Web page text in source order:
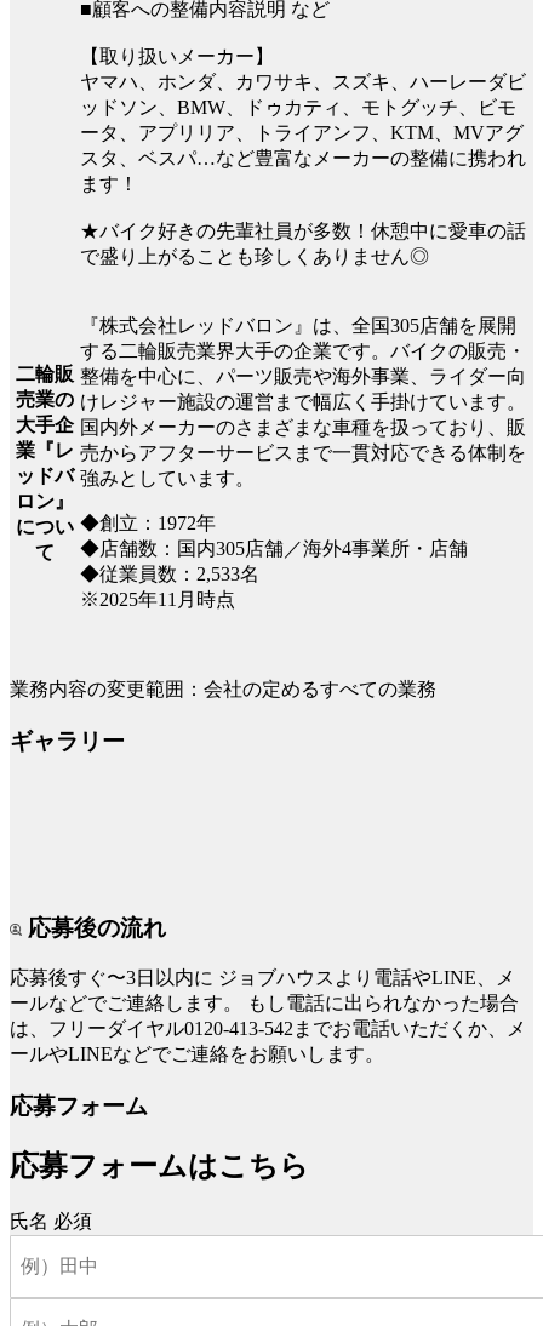
■顧客への整備内容説明 など
【取り扱いメーカー】
ヤマハ、ホンダ、カワサキ、スズキ、ハーレーダビ
ッドソン、BMW、ドゥカティ、モトグッチ、ビモ
ータ、アプリリア、トライアンフ、KTM、MVアグ
スタ、ベスパ…など豊富なメーカーの整備に携われ
ます！
★バイク好きの先輩社員が多数！休憩中に愛車の話
で盛り上がることも珍しくありません◎
二輪販
売業の
大手企
業『レ
ッドバ
ロン』
につい
て
『株式会社レッドバロン』は、全国305店舗を展開
する二輪販売業界大手の企業です。バイクの販売・
整備を中心に、パーツ販売や海外事業、ライダー向
けレジャー施設の運営まで幅広く手掛けています。
国内外メーカーのさまざまな車種を扱っており、販
売からアフターサービスまで一貫対応できる体制を
強みとしています。
◆創立：1972年
◆店舗数：国内305店舗／海外4事業所・店舗
◆従業員数：2,533名
※2025年11月時点
業務内容の変更範囲：会社の定めるすべての業務
ギャラリー
応募後の流れ
応募後すぐ〜3日以内に ジョブハウスより電話やLINE、メ
ールなどでご連絡します。
もし電話に出られなかった場合
は、フリーダイヤル0120-413-542までお電話いただくか、メ
ールやLINEなどでご連絡をお願いします。
応募フォーム
応募フォームはこちら
氏名 必須